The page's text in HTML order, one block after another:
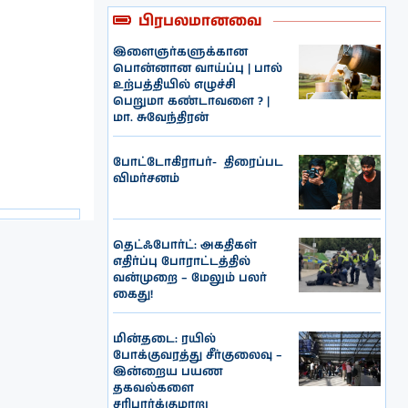
பிரபலமானவை
இளைஞர்களுக்கான
பொன்னான வாய்ப்பு | பால்
உற்பத்தியில் எழுச்சி
பெறுமா கண்டாவளை ? |
மா. சுவேந்திரன்
போட்டோகிராபர்- ‌ திரைப்பட
விமர்சனம்
தெட்ஃபோர்ட்: அகதிகள்
எதிர்ப்பு போராட்டத்தில்
வன்முறை – மேலும் பலர்
கைது!
மின்தடை: ரயில்
போக்குவரத்து சீர்குலைவு –
இன்றைய பயண
தகவல்களை